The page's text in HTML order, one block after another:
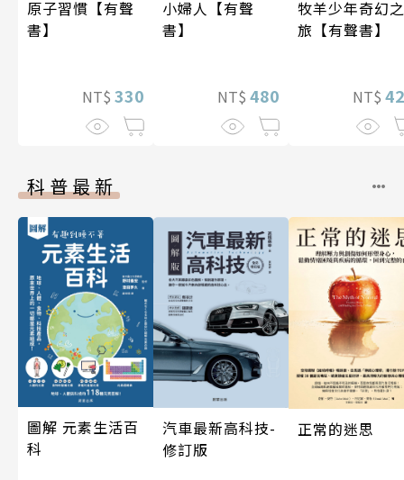
原子習慣【有聲
書】
NT$ 330
小婦人【有聲
書】
NT$ 480
牧羊少年奇幻之
旅【有聲書】
NT$
科普最新
圖解 元素生活百
科
汽車最新高科技-
修訂版
正常的迷思